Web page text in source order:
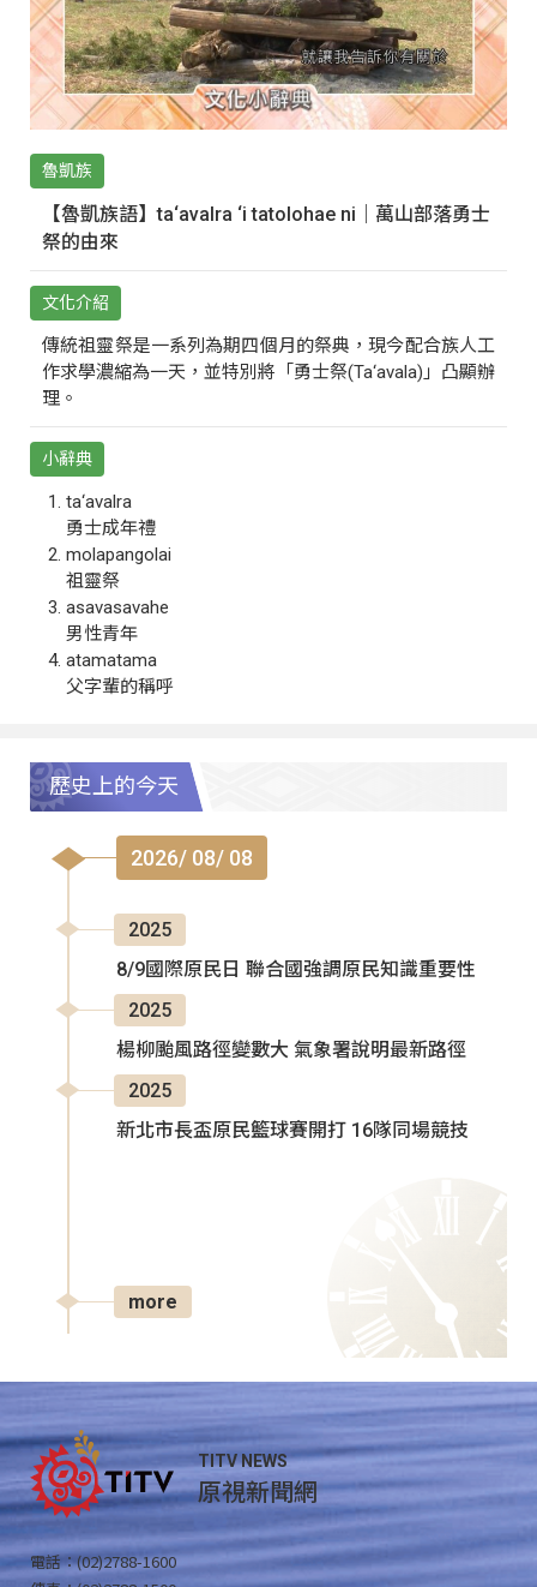
魯凱族
【魯凱族語】ta‘avalra ‘i tatolohae ni｜萬山部落勇士
祭的由來
文化介紹
傳統祖靈祭是一系列為期四個月的祭典，現今配合族人工
作求學濃縮為一天，並特別將「勇士祭(Ta‘avala)」凸顯辦
理。
小辭典
ta‘avalra
勇士成年禮
molapangolai
祖靈祭
asavasavahe
男性青年
atamatama
父字輩的稱呼
歷史上的今天
2026/ 08/ 08
2025
8/9國際原民日 聯合國強調原民知識重要性
2025
楊柳颱風路徑變數大 氣象署說明最新路徑
2025
新北市長盃原民籃球賽開打 16隊同場競技
more
TITV NEWS
原視新聞網
電話：(02)2788-1600